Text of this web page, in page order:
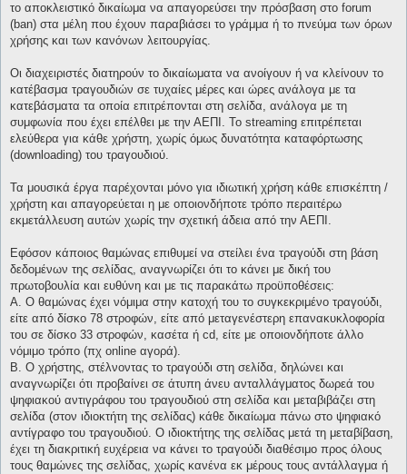
το αποκλειστικό δικαίωμα να απαγορεύσει την πρόσβαση στο forum
(ban) στα μέλη που έχουν παραβιάσει το γράμμα ή το πνεύμα των όρων
χρήσης και των κανόνων λειτουργίας.
Οι διαχειριστές διατηρούν το δικαίωματα να ανοίγουν ή να κλείνουν το
κατέβασμα τραγουδιών σε τυχαίες μέρες και ώρες ανάλογα με τα
κατεβάσματα τα οποία επιτρέπονται στη σελίδα, ανάλογα με τη
συμφωνία που έχει επέλθει με την ΑΕΠΙ. Το streaming επιτρέπεται
ελεύθερα για κάθε χρήστη, χωρίς όμως δυνατότητα καταφόρτωσης
(downloading) του τραγουδιού.
Τα μουσικά έργα παρέχονται μόνο για ιδιωτική χρήση κάθε επισκέπτη /
χρήστη και απαγορεύεται η με οποιονδήποτε τρόπο περαιτέρω
εκμετάλλευση αυτών χωρίς την σχετική άδεια από την ΑΕΠΙ.
Εφόσον κάποιος θαμώνας επιθυμεί να στείλει ένα τραγούδι στη βάση
δεδομένων της σελίδας, αναγνωρίζει ότι το κάνει με δική του
πρωτοβουλία και ευθύνη και με τις παρακάτω προϋποθέσεις:
Α. Ο θαμώνας έχει νόμιμα στην κατοχή του το συγκεκριμένο τραγούδι,
είτε από δίσκο 78 στροφών, είτε από μεταγενέστερη επανακυκλοφορία
του σε δίσκο 33 στροφών, κασέτα ή cd, είτε με οποιονδήποτε άλλο
νόμιμο τρόπο (πχ online αγορά).
Β. Ο χρήστης, στέλνοντας το τραγούδι στη σελίδα, δηλώνει και
αναγνωρίζει ότι προβαίνει σε άτυπη άνευ ανταλλάγματος δωρεά του
ψηφιακού αντιγράφου του τραγουδιού στη σελίδα και μεταβιβάζει στη
σελίδα (στον ιδιοκτήτη της σελίδας) κάθε δικαίωμα πάνω στο ψηφιακό
αντίγραφο του τραγουδιού. Ο ιδιοκτήτης της σελίδας μετά τη μεταβίβαση,
έχει τη διακριτική ευχέρεια να κάνει το τραγούδι διαθέσιμο προς όλους
τους θαμώνες της σελίδας, χωρίς κανένα εκ μέρους τους αντάλλαγμα ή